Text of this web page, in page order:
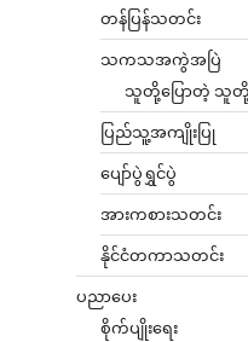
တန်ပြန်သတင်း
သကသအကွဲအပြဲ
သူတို့ပြောတဲ့ သူတို့
ပြည်သူ့အကျိုးပြု
ပျော်ပွဲရွှင်ပွဲ
အားကစားသတင်း
နိုင်ငံတကာသတင်း
ပညာပေး
စိုက်ပျိုးရေး